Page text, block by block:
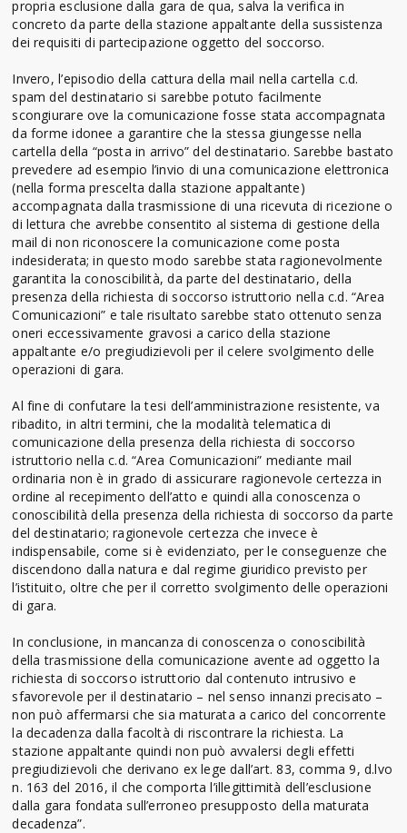
propria esclusione dalla gara de qua, salva la verifica in
concreto da parte della stazione appaltante della sussistenza
dei requisiti di partecipazione oggetto del soccorso.
Invero, l’episodio della cattura della mail nella cartella c.d.
spam del destinatario si sarebbe potuto facilmente
scongiurare ove la comunicazione fosse stata accompagnata
da forme idonee a garantire che la stessa giungesse nella
cartella della “posta in arrivo” del destinatario. Sarebbe bastato
prevedere ad esempio l’invio di una comunicazione elettronica
(nella forma prescelta dalla stazione appaltante)
accompagnata dalla trasmissione di una ricevuta di ricezione o
di lettura che avrebbe consentito al sistema di gestione della
mail di non riconoscere la comunicazione come posta
indesiderata; in questo modo sarebbe stata ragionevolmente
garantita la conoscibilità, da parte del destinatario, della
presenza della richiesta di soccorso istruttorio nella c.d. “Area
Comunicazioni” e tale risultato sarebbe stato ottenuto senza
oneri eccessivamente gravosi a carico della stazione
appaltante e/o pregiudizievoli per il celere svolgimento delle
operazioni di gara.
Al fine di confutare la tesi dell’amministrazione resistente, va
ribadito, in altri termini, che la modalità telematica di
comunicazione della presenza della richiesta di soccorso
istruttorio nella c.d. “Area Comunicazioni” mediante mail
ordinaria non è in grado di assicurare ragionevole certezza in
ordine al recepimento dell’atto e quindi alla conoscenza o
conoscibilità della presenza della richiesta di soccorso da parte
del destinatario; ragionevole certezza che invece è
indispensabile, come si è evidenziato, per le conseguenze che
discendono dalla natura e dal regime giuridico previsto per
l’istituito, oltre che per il corretto svolgimento delle operazioni
di gara.
In conclusione, in mancanza di conoscenza o conoscibilità
della trasmissione della comunicazione avente ad oggetto la
richiesta di soccorso istruttorio dal contenuto intrusivo e
sfavorevole per il destinatario – nel senso innanzi precisato –
non può affermarsi che sia maturata a carico del concorrente
la decadenza dalla facoltà di riscontrare la richiesta. La
stazione appaltante quindi non può avvalersi degli effetti
pregiudizievoli che derivano ex lege dall’art. 83, comma 9, d.lvo
n. 163 del 2016, il che comporta l’illegittimità dell’esclusione
dalla gara fondata sull’erroneo presupposto della maturata
decadenza”.